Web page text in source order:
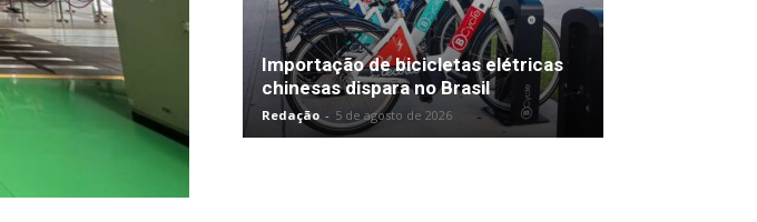
Importação de bicicletas elétricas
chinesas dispara no Brasil
Redação - 5 de agosto de 2026